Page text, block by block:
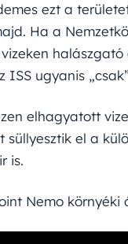
ezt a
Ha a
ISS ugyanis
elhagyatott
süllyesztik el a
is.
Nemo környéki